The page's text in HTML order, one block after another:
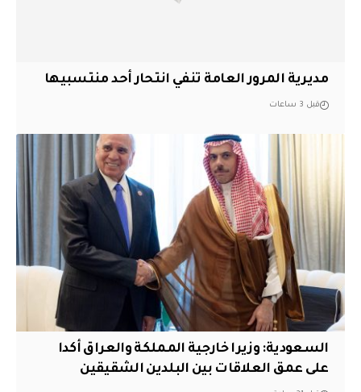
مديرية المرور العامة تنفي انتحار أحد منتسبيها
قبل 3 ساعات
السعودية: وزيرا خارجية المملكة والعراق أكدا
على عمق العلاقات بين البلدين الشقيقين